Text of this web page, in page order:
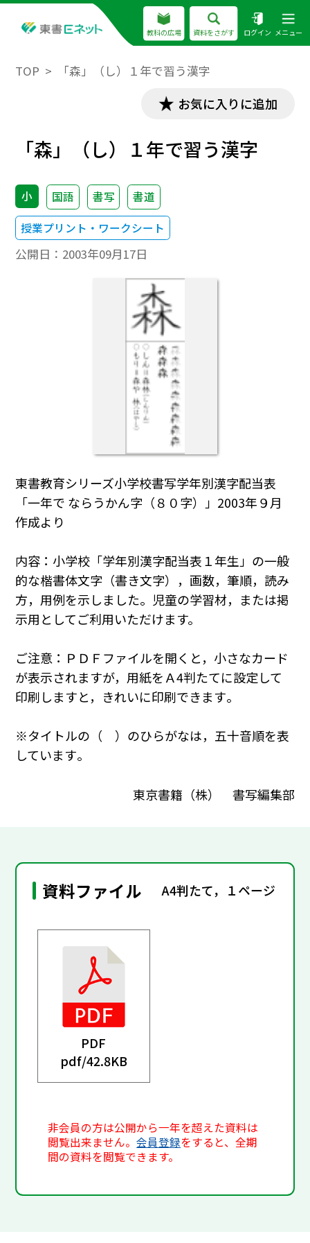
教科の広場 資料をさがす ログイン メニュー
TOP 「森」（し）１年で習う漢字
お気に入りに追加
「森」（し）１年で習う漢字
小 国語 書写
書道
授業プリント・ワークシート
公開日： 2003年09月17日
東書教育シリーズ小学校書写学年別漢字配当表
「一年で ならうかん字（８０字）」2003年９月
作成より
内容：小学校「学年別漢字配当表１年生」の一般
的な楷書体文字（書き文字），画数，筆順，読み
方，用例を示しました。児童の学習材，または掲
示用としてご利用いただけます。
ご注意：ＰＤＦファイルを開くと，小さなカード
が表示されますが，用紙をＡ4判たてに設定して
印刷しますと，きれいに印刷できます｡
※タイトルの（ ）のひらがなは，五十音順を表
しています｡
東京書籍（株） 書写編集部
資料ファイル A4判たて，１ページ
PDF
pdf/42.8KB
非会員の方は公開から一年を超えた資料は
閲覧出来ません。会員登録をすると、全期
間の資料を閲覧できます。